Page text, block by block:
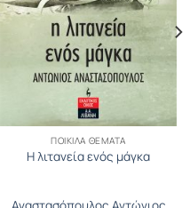
ΠΟΙΚΊΛΑ ΘΈΜΑΤΑ
Η λιτανεία ενός μάγκα